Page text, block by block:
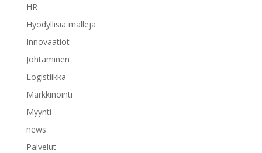
HR
Hyödyllisiä malleja
Innovaatiot
Johtaminen
Logistiikka
Markkinointi
Myynti
news
Palvelut